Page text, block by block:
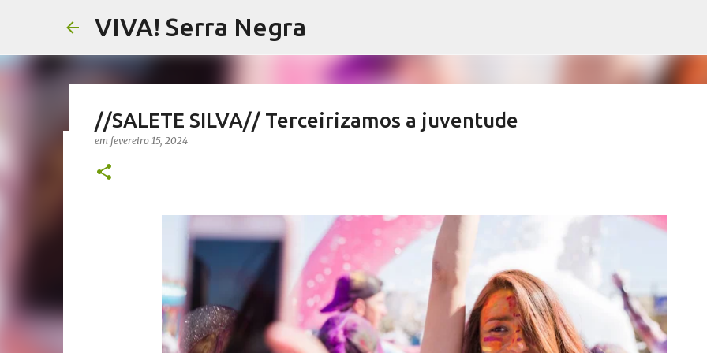
VIVA! Serra Negra
//NOTAS SERRANAS// Fake News derrubam índices de vacinação
agosto 07, 2026 CARLOS MOTTA NOTAS SERRANAS SALETE SILVA SAÚDE SERRA NEGRA VACINAÇÃO SERRA NEGRA
VIVA! SERRA NEGRA NO AR
//SALETE SILVA// Terceirizamos a juventude
em fevereiro 15, 2024